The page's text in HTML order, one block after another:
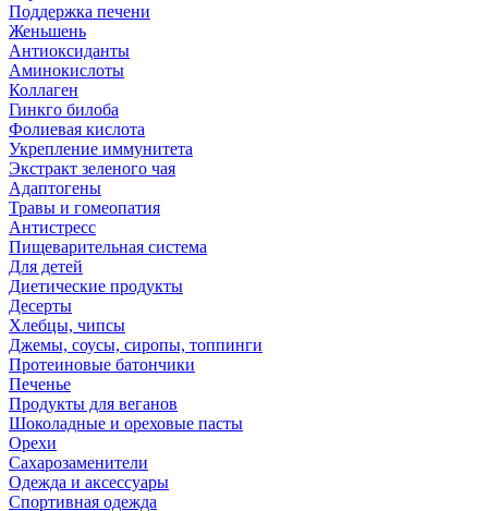
Поддержка печени
Женьшень
Антиоксиданты
Аминокислоты
Коллаген
Гинкго билоба
Фолиевая кислота
Укрепление иммунитета
Экстракт зеленого чая
Адаптогены
Травы и гомеопатия
Антистресс
Пищеварительная система
Для детей
Диетические продукты
Десерты
Хлебцы, чипсы
Джемы, соусы, сиропы, топпинги
Протеиновые батончики
Печенье
Продукты для веганов
Шоколадные и ореховые пасты
Орехи
Сахарозаменители
Одежда и аксессуары
Спортивная одежда